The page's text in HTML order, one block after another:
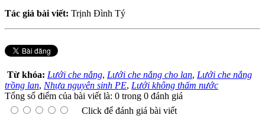
Tác giả bài viết: Trịnh Đình Tý
Từ khóa: Lưới che nắng, Lưới che nắng cho lan, Lưới che nắng
trồng lan, Nhựa nguyên sinh PE, Lưới không thấm nước
Tổng số điểm của bài viết là: 0 trong 0 đánh giá
Click để đánh giá bài viết